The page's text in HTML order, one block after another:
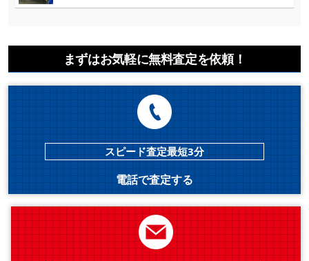
まずはお気軽に無料査定を依頼！
スピード査定最短3分
電話で査定する